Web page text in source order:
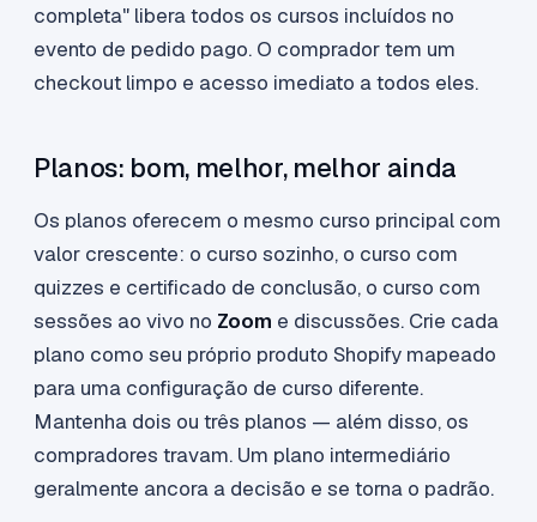
completa" libera todos os cursos incluídos no
evento de pedido pago. O comprador tem um
checkout limpo e acesso imediato a todos eles.
Planos: bom, melhor, melhor ainda
Os planos oferecem o mesmo curso principal com
valor crescente: o curso sozinho, o curso com
quizzes e certificado de conclusão, o curso com
sessões ao vivo no Zoom e discussões. Crie cada
plano como seu próprio produto Shopify mapeado
para uma configuração de curso diferente.
Mantenha dois ou três planos — além disso, os
compradores travam. Um plano intermediário
geralmente ancora a decisão e se torna o padrão.